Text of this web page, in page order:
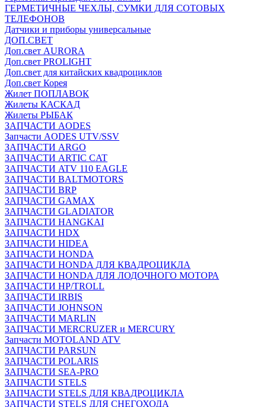
ГЕРМЕТИЧНЫЕ ЧЕХЛЫ, СУМКИ ДЛЯ СОТОВЫХ
ТЕЛЕФОНОВ
Датчики и приборы универсальные
ДОП.СВЕТ
Доп.свет AURORA
Доп.свет PROLIGHT
Доп.свет для китайских квадроциклов
Доп.свет Корея
Жилет ПОПЛАВОК
Жилеты КАСКАД
Жилеты РЫБАК
ЗАПЧАСТИ AODES
Запчасти AODES UTV/SSV
ЗАПЧАСТИ ARGO
ЗАПЧАСТИ ARTIC CAT
ЗАПЧАСТИ ATV 110 EAGLE
ЗАПЧАСТИ BALTMOTORS
ЗАПЧАСТИ BRP
ЗАПЧАСТИ GAMAX
ЗАПЧАСТИ GLADIATOR
ЗАПЧАСТИ HANGKAI
ЗАПЧАСТИ HDX
ЗАПЧАСТИ HIDEA
ЗАПЧАСТИ HONDA
ЗАПЧАСТИ HONDA ДЛЯ КВАДРОЦИКЛА
ЗАПЧАСТИ HONDA ДЛЯ ЛОДОЧНОГО МОТОРА
ЗАПЧАСТИ HP/TROLL
ЗАПЧАСТИ IRBIS
ЗАПЧАСТИ JOHNSON
ЗАПЧАСТИ MARLIN
ЗАПЧАСТИ MERCRUZER и MERCURY
Запчасти MOTOLAND ATV
ЗАПЧАСТИ PARSUN
ЗАПЧАСТИ POLARIS
ЗАПЧАСТИ SEA-PRO
ЗАПЧАСТИ STELS
ЗАПЧАСТИ STELS ДЛЯ КВАДРОЦИКЛА
ЗАПЧАСТИ STELS ДЛЯ СНЕГОХОДА